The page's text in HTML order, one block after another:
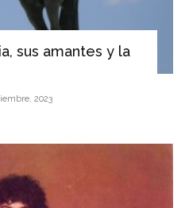
sus amantes y la
2023